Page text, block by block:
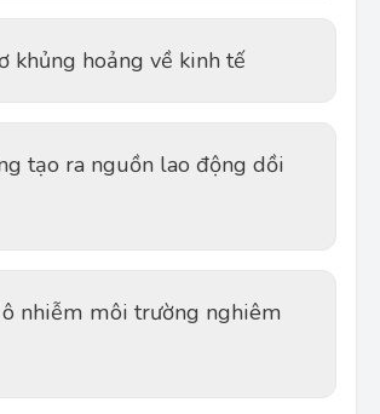
khủng hoảng về kinh tế
tạo ra nguồn lao động dồi
nhiễm môi trường nghiêm